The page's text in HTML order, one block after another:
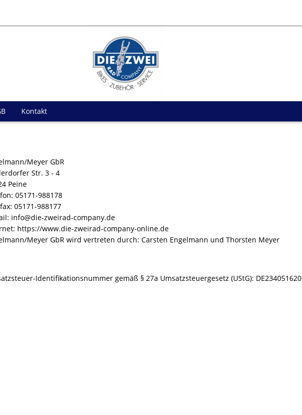
Kontakt
Meyer GbR
Str. 3 - 4
Peine
05171-988178
05171-988177
info@die-zweirad-company.de
https://www.die-zweirad-company-online.de
Meyer GbR wird vertreten durch: Carsten Engelmann und Thorsten Meyer
Identifikationsnummer gemäß § 27a Umsatzsteuergesetz (UStG): DE234051620